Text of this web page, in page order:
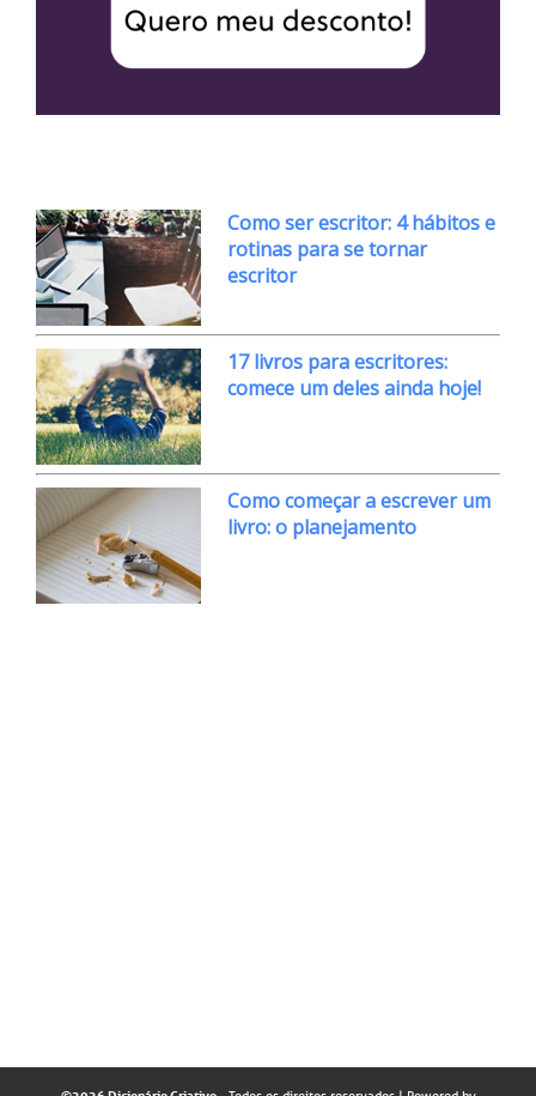
Como ser escritor: 4 hábitos e
rotinas para se tornar
escritor
17 livros para escritores:
comece um deles ainda hoje!
Como começar a escrever um
livro: o planejamento